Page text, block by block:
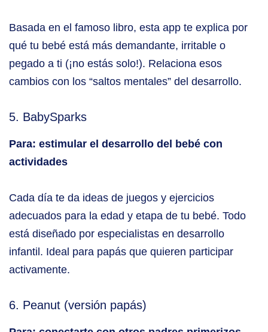
Basada en el famoso libro, esta app te explica por
qué tu bebé está más demandante, irritable o
pegado a ti (¡no estás solo!). Relaciona esos
cambios con los “saltos mentales” del desarrollo.
5. BabySparks
Para: estimular el desarrollo del bebé con
actividades
Cada día te da ideas de juegos y ejercicios
adecuados para la edad y etapa de tu bebé. Todo
está diseñado por especialistas en desarrollo
infantil. Ideal para papás que quieren participar
activamente.
6. Peanut (versión papás)